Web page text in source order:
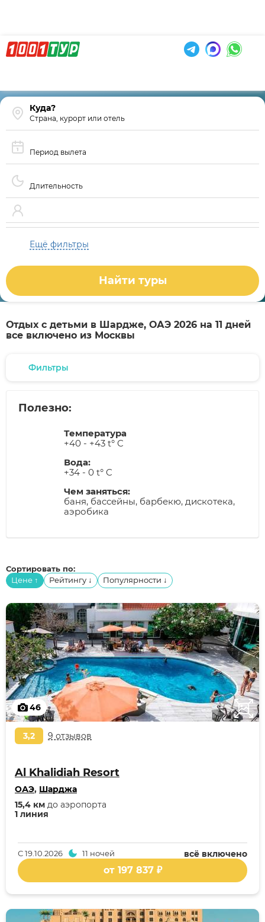
Страна, курорт или отель
Период вылета
Длительность
Ещё фильтры
Найти туры
Отдых с детьми в Шардже, ОАЭ 2026 на 11 дней
все включено из Москвы
Фильтры
Полезно:
Температура
+40 - +43 t° C
Вода:
+34 - 0 t° C
Чем заняться:
баня, бассейны, барбекю, дискотека,
аэробика
Сортировать по:
Цене ↑ Рейтингу ↓ Популярности ↓
46
3,2 9 отзывов
Al Khalidiah Resort
ОАЭ, Шарджа
1 линия
15,4 км до аэропорта
всё включено
С19.10.2026 11 ночей
от 197 837 ₽